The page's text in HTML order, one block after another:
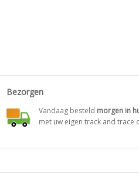
Bezorgen
Vandaag besteld morgen in
met uw eigen track and trace